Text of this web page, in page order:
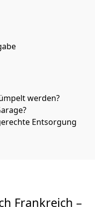
werden?
Entsorgung
Frankreich –